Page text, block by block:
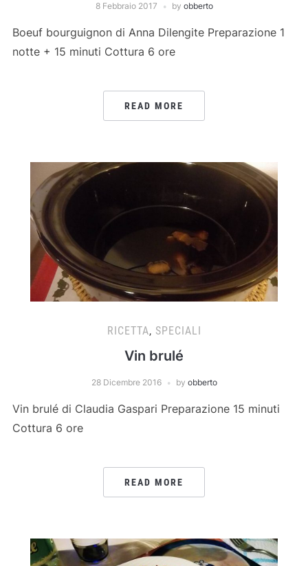
8 Febbraio 2017 by obberto
Boeuf bourguignon di Anna Dilengite Preparazione 1
notte + 15 minuti Cottura 6 ore
READ MORE
RICETTA, SPECIALI
Vin brulé
28 Dicembre 2016 by obberto
Vin brulé di Claudia Gaspari Preparazione 15 minuti
Cottura 6 ore
READ MORE